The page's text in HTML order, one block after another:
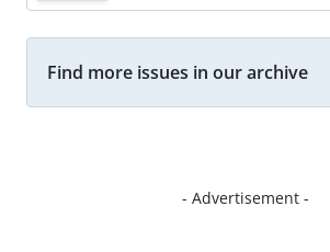
Find more issues in our archive
- Advertisement -